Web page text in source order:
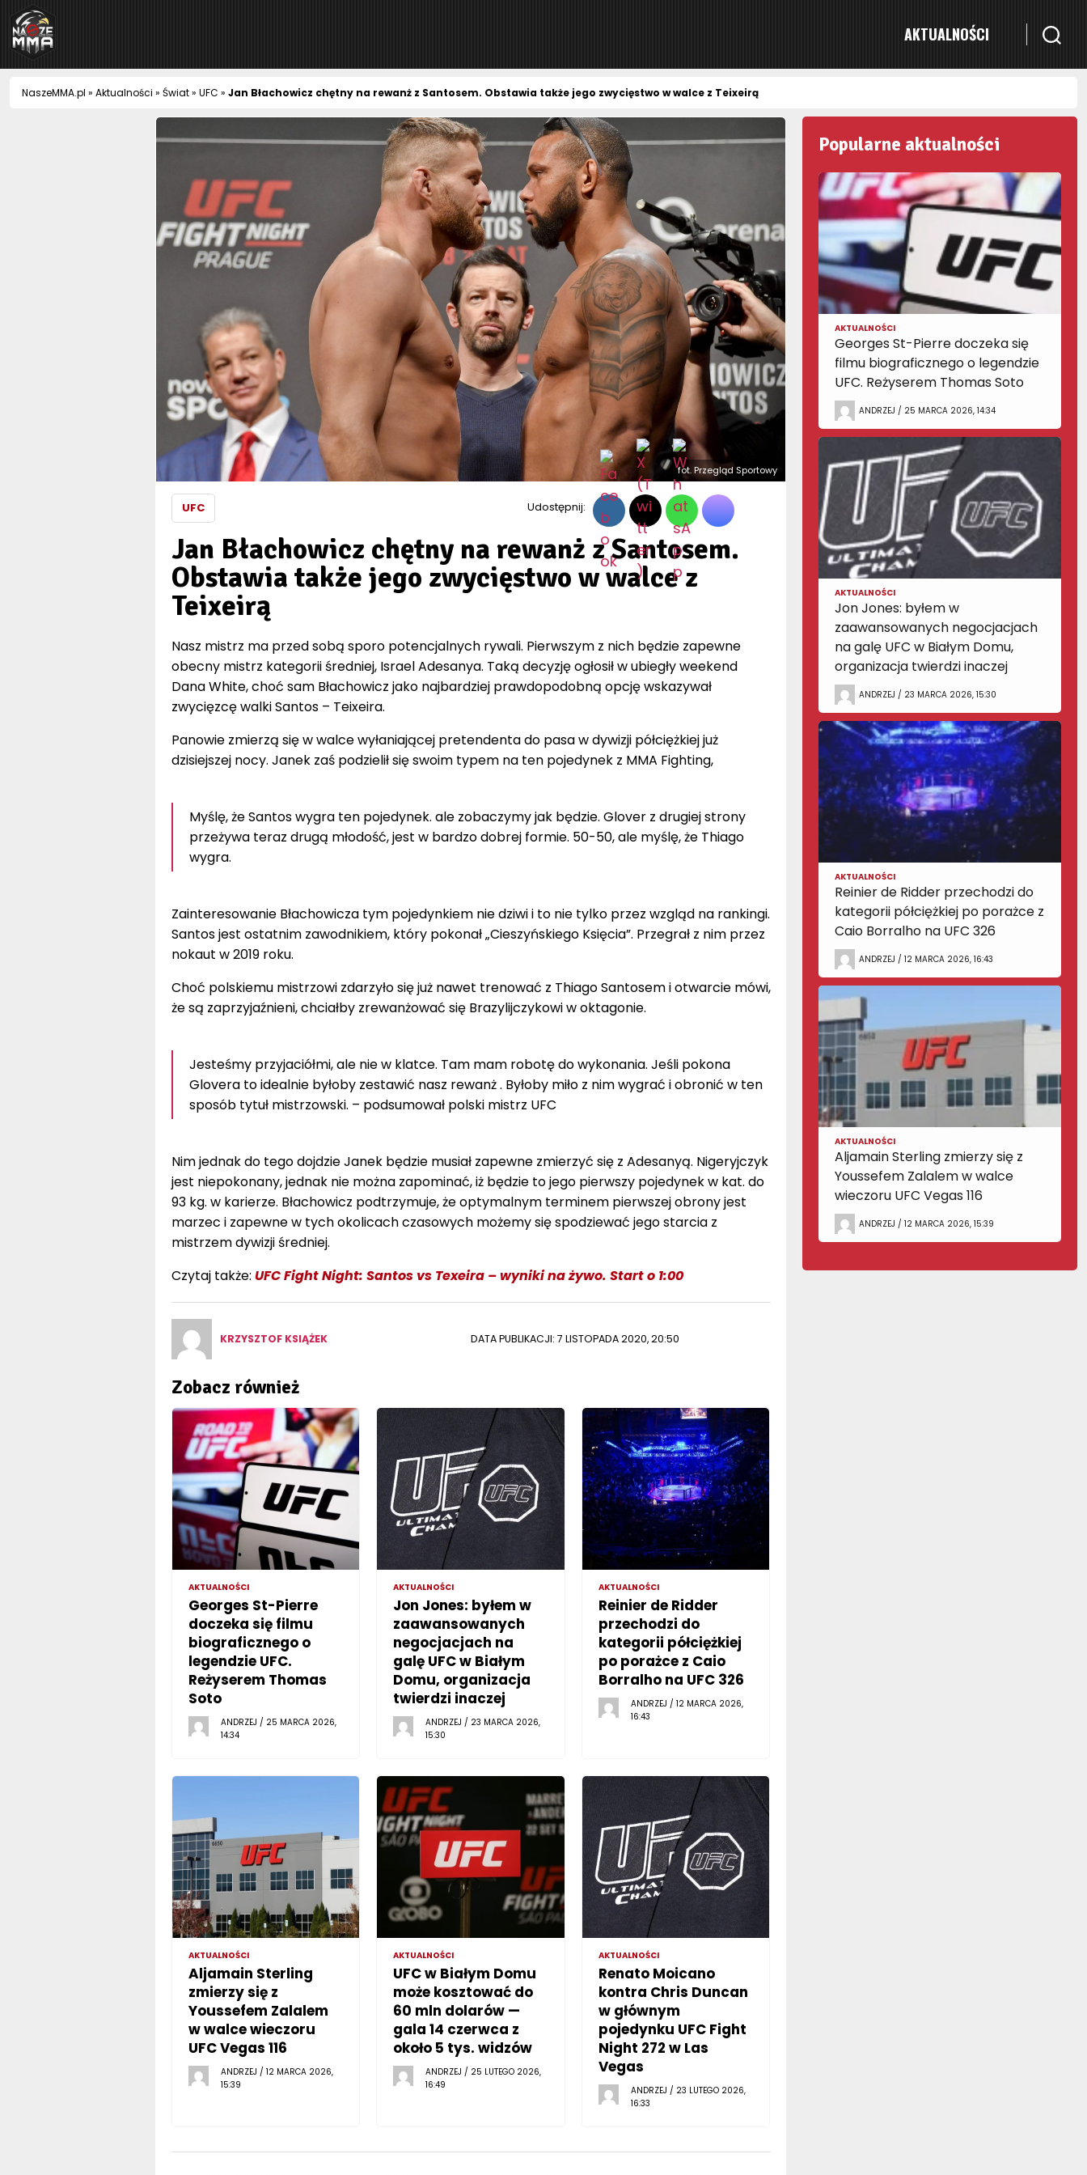
NaszeMMA
AKTUALNOŚCI
NaszeMMA.pl » Aktualności » Świat» UFC » Jan Błachowicz chętny na rewanż z Santosem. Obstawia także jego zwycięstwo w walce z Teixeirą
fot. Przegląd Sportowy
UFC Udostępnij:
Jan Błachowicz chętny na rewanż z Santosem.
Obstawia także jego zwycięstwo w walce z
Teixeirą
Nasz mistrz ma przed sobą sporo potencjalnych rywali. Pierwszym z nich będzie zapewne
obecny mistrz kategorii średniej, Israel Adesanya. Taką decyzję ogłosił w ubiegły weekend
Dana White, choć sam Błachowicz jako najbardziej prawdopodobną opcję wskazywał
zwycięzcę walki Santos – Teixeira.
Panowie zmierzą się w walce wyłaniającej pretendenta do pasa w dywizji półciężkiej już
dzisiejszej nocy. Janek zaś podzielił się swoim typem na ten pojedynek z MMA Fighting,
Myślę, że Santos wygra ten pojedynek. ale zobaczymy jak będzie. Glover z drugiej strony
przeżywa teraz drugą młodość, jest w bardzo dobrej formie. 50-50, ale myślę, że Thiago
wygra.
Zainteresowanie Błachowicza tym pojedynkiem nie dziwi i to nie tylko przez wzgląd na rankingi.
Santos jest ostatnim zawodnikiem, który pokonał „Cieszyńskiego Księcia”. Przegrał z nim przez
nokaut w 2019 roku.
Choć polskiemu mistrzowi zdarzyło się już nawet trenować z Thiago Santosem i otwarcie mówi,
że są zaprzyjaźnieni, chciałby zrewanżować się Brazylijczykowi w oktagonie.
Jesteśmy przyjaciółmi, ale nie w klatce. Tam mam robotę do wykonania. Jeśli pokona
Glovera to idealnie byłoby zestawić nasz rewanż . Byłoby miło z nim wygrać i obronić w ten
sposób tytuł mistrzowski. – podsumował polski mistrz UFC
Nim jednak do tego dojdzie Janek będzie musiał zapewne zmierzyć się z Adesanyą. Nigeryjczyk
jest niepokonany, jednak nie można zapominać, iż będzie to jego pierwszy pojedynek w kat. do
93 kg. w karierze. Błachowicz podtrzymuje, że optymalnym terminem pierwszej obrony jest
marzec i zapewne w tych okolicach czasowych możemy się spodziewać jego starcia z
mistrzem dywizji średniej.
Czytaj także: UFC Fight Night: Santos vs Texeira – wyniki na żywo. Start o 1:00
KRZYSZTOF KSIĄŻEK DATA PUBLIKACJI: 7 LISTOPADA 2020, 20:50
Zobacz również
AKTUALNOŚCI
Georges St-Pierre
doczeka się filmu
biograficznego o
legendzie UFC.
Reżyserem Thomas
Soto
ANDRZEJ / 25 MARCA 2026,
14:34
AKTUALNOŚCI
Jon Jones: byłem w
zaawansowanych
negocjacjach na
galę UFC w Białym
Domu, organizacja
twierdzi inaczej
ANDRZEJ / 23 MARCA 2026,
15:30
AKTUALNOŚCI
Reinier de Ridder
przechodzi do
kategorii półciężkiej
po porażce z Caio
Borralho na UFC 326
ANDRZEJ / 12 MARCA 2026,
16:43
AKTUALNOŚCI
Aljamain Sterling
zmierzy się z
Youssefem Zalalem
w walce wieczoru
UFC Vegas 116
ANDRZEJ / 12 MARCA 2026,
15:39
AKTUALNOŚCI
UFC w Białym Domu
może kosztować do
60 mln dolarów —
gala 14 czerwca z
około 5 tys. widzów
ANDRZEJ / 25 LUTEGO 2026,
16:49
AKTUALNOŚCI
Renato Moicano
kontra Chris Duncan
w głównym
pojedynku UFC Fight
Night 272 w Las
Vegas
ANDRZEJ / 23 LUTEGO 2026,
16:33
Popularne aktualności
AKTUALNOŚCI
Georges St-Pierre doczeka się
filmu biograficznego o legendzie
UFC. Reżyserem Thomas Soto
ANDRZEJ / 25 MARCA 2026, 14:34
AKTUALNOŚCI
Jon Jones: byłem w
zaawansowanych negocjacjach
na galę UFC w Białym Domu,
organizacja twierdzi inaczej
ANDRZEJ / 23 MARCA 2026, 15:30
AKTUALNOŚCI
Reinier de Ridder przechodzi do
kategorii półciężkiej po porażce z
Caio Borralho na UFC 326
ANDRZEJ / 12 MARCA 2026, 16:43
AKTUALNOŚCI
Aljamain Sterling zmierzy się z
Youssefem Zalalem w walce
wieczoru UFC Vegas 116
ANDRZEJ / 12 MARCA 2026, 15:39